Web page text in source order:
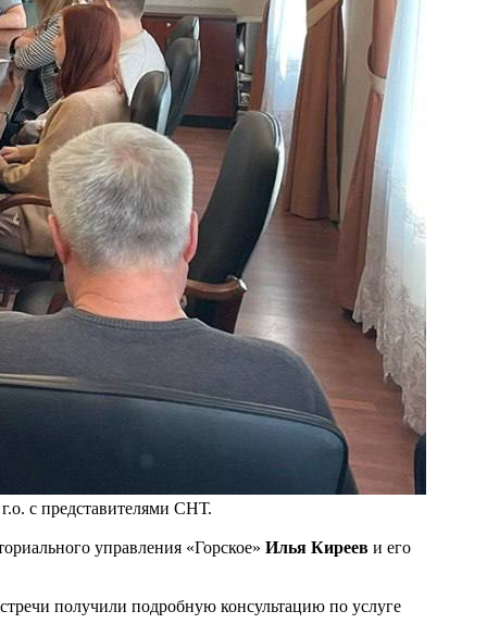
с представителями СНТ.
управления «Горское» Илья Киреев и его
получили подробную консультацию по услуге